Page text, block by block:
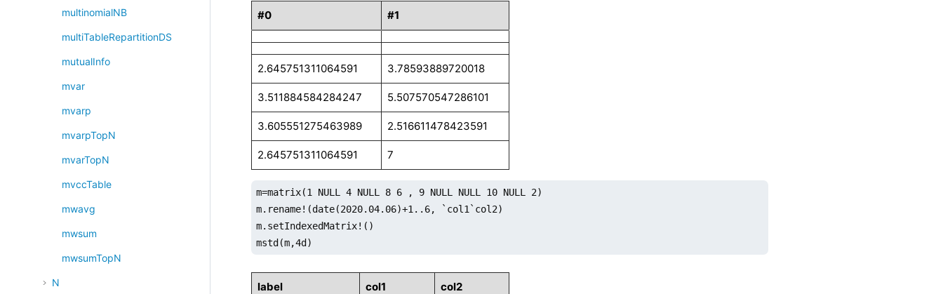
multinomialNB
multiTableRepartitionDS
mutualInfo
mvar
mvarp
mvarpTopN
mvarTopN
mvccTable
mwavg
mwsum
mwsumTopN
N
#0 #1
2.645751311064591 3.78593889720018
3.511884584284247 5.507570547286101
3.605551275463989 2.516611478423591
2.645751311064591 7
m=matrix(1 NULL 4 NULL 8 6 , 9 NULL NULL 10 NULL 2)
m.rename!(date(2020.04.06)+1..6, `col1`col2)
m.setIndexedMatrix!()
mstd(m,4d)
label col1 col2